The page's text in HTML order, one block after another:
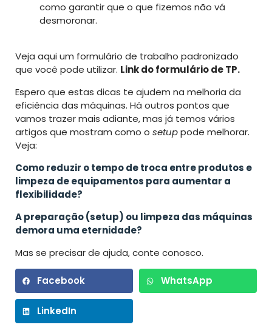
como garantir que o que fizemos não vá
desmoronar.
Veja aqui um formulário de trabalho padronizado
que você pode utilizar. Link do formulário de TP.
Espero que estas dicas te ajudem na melhoria da
eficiência das máquinas. Há outros pontos que
vamos trazer mais adiante, mas já temos vários
artigos que mostram como o setuppode melhorar.
Veja:
Como reduzir o tempo de troca entre produtos e
limpeza de equipamentos para aumentar a
flexibilidade?
A preparação (setup) ou limpeza das máquinas
demora uma eternidade?
Mas se precisar de ajuda, conte conosco.
Facebook WhatsApp
LinkedIn